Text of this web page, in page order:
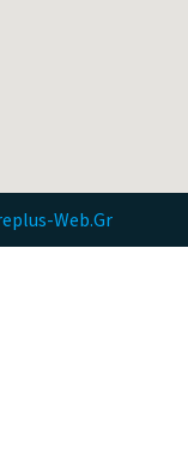
Web.Gr